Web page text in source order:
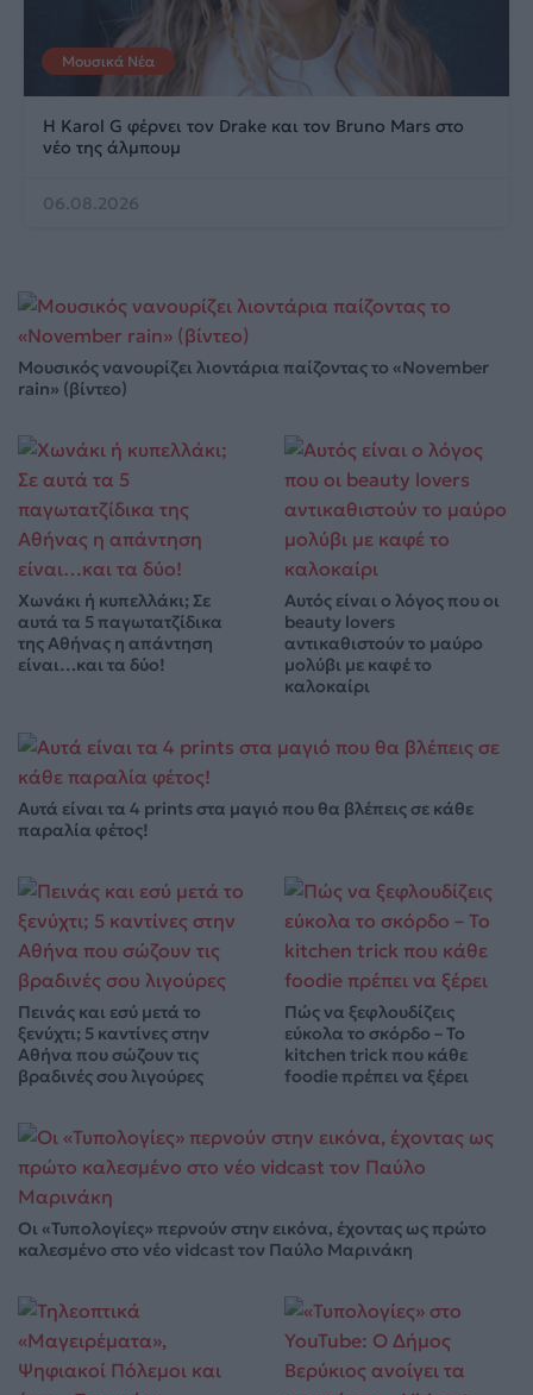
Μουσικά Νέα
Η Karol G φέρνει τον Drake και τον Bruno Mars στο
νέο της άλμπουμ
06.08.2026
Μουσικός νανουρίζει λιοντάρια παίζοντας το «November
rain» (βίντεο)
Χωνάκι ή κυπελλάκι; Σε
αυτά τα 5 παγωτατζίδικα
της Αθήνας η απάντηση
είναι…και τα δύο!
Αυτός είναι ο λόγος που οι
beauty lovers
αντικαθιστούν το μαύρο
μολύβι με καφέ το
καλοκαίρι
Αυτά είναι τα 4 prints στα μαγιό που θα βλέπεις σε κάθε
παραλία φέτος!
Πεινάς και εσύ μετά το
ξενύχτι; 5 καντίνες στην
Αθήνα που σώζουν τις
βραδινές σου λιγούρες
Πώς να ξεφλουδίζεις
εύκολα το σκόρδο – Το
kitchen trick που κάθε
foodie πρέπει να ξέρει
Οι «Τυπολογίες» περνούν στην εικόνα, έχοντας ως πρώτο
καλεσμένο στο νέο vidcast τον Παύλο Μαρινάκη